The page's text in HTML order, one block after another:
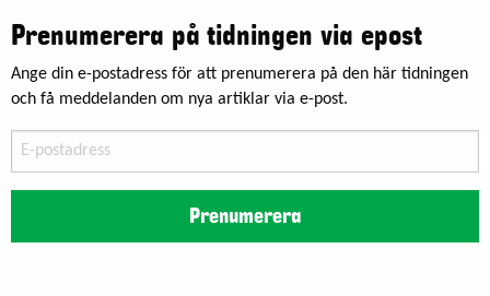
Prenumerera på tidningen via epost
Ange din e-postadress för att prenumerera på den här tidningen
och få meddelanden om nya artiklar via e-post.
postadress
Prenumerera